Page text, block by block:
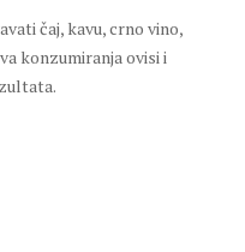
čaj, kavu, crno vino,
konzumiranja ovisi i